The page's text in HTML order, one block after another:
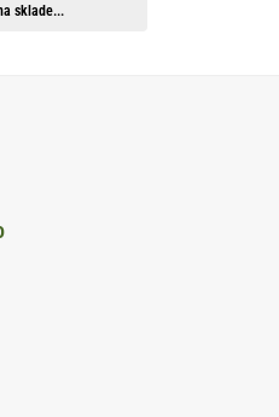
sklade...